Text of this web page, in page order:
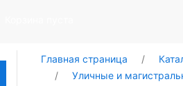
Главная страница
Уличные и